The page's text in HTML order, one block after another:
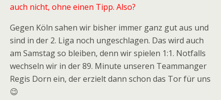
auch nicht, ohne einen Tipp. Also?
Gegen Köln sahen wir bisher immer ganz gut aus und
sind in der 2. Liga noch ungeschlagen. Das wird auch
am Samstag so bleiben, denn wir spielen 1:1. Notfalls
wechseln wir in der 89. Minute unseren Teammanger
Regis Dorn ein, der erzielt dann schon das Tor für uns
😉